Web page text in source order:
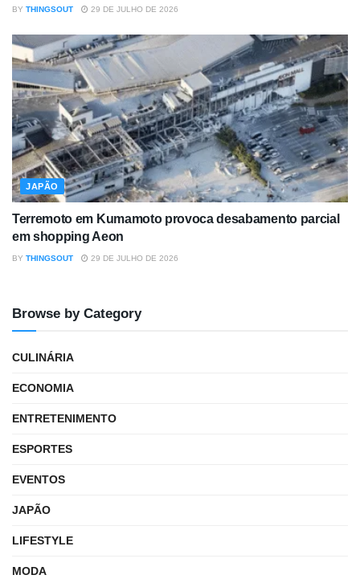
BY THINGSOUT 29 DE JULHO DE 2026
JAPÃO
Terremoto em Kumamoto provoca desabamento parcial
em shopping Aeon
BY THINGSOUT 29 DE JULHO DE 2026
Browse by Category
CULINÁRIA
ECONOMIA
ENTRETENIMENTO
ESPORTES
EVENTOS
JAPÃO
LIFESTYLE
MODA